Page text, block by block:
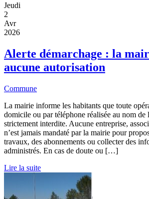
Jeudi
2
Avr
2026
Alerte démarchage : la
aucune autorisation
Commune
La mairie informe les habitants que toute
domicile ou par téléphone réalisée au nom de
strictement interdite. Aucune entreprise,
n’est jamais mandaté par la mairie pour
travaux, des abonnements ou collecter des
administrés. En cas de doute ou […]
Lire la suite